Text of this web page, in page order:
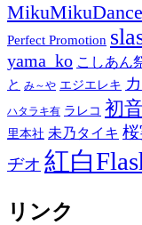
MikuMikuDance
Perfect Promotion
yama_ko こしあん
と み～や エジエレキ
ハタラキ有 ラレコ 初
里本社 未乃タイキ
ヂオ 紅白
リンク